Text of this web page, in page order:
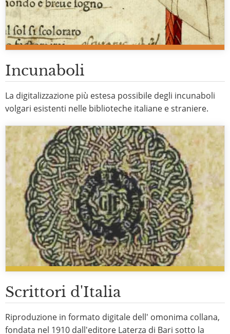
Incunaboli
La digitalizzazione più estesa possibile degli incunaboli
volgari esistenti nelle biblioteche italiane e straniere.
Scrittori d'Italia
Riproduzione in formato digitale dell' omonima collana,
fondata nel 1910 dall'editore Laterza di Bari sotto la